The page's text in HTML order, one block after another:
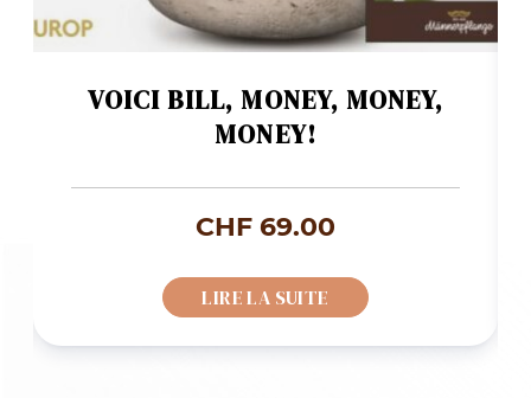
VOICI BILL, MONEY, MONEY,
MONEY!
CHF 69.00
LIRE LA SUITE